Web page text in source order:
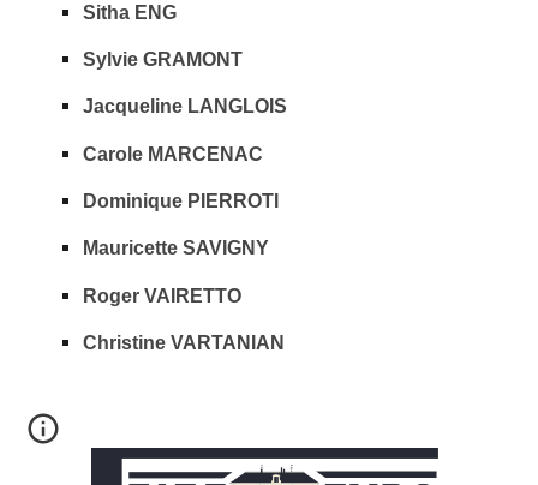
Sitha ENG
Sylvie GRAMONT
Jacqueline LANGLOIS
Carole MARCENAC
Dominique PIERROTI
Mauricette SAVIGNY
Roger VAIRETTO
Christine VARTANIAN